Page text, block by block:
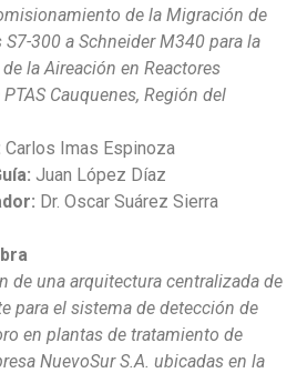
de la Migración de
S7-300 a Schneider M340 para la
la Aireación en Reactores
Cauquenes, Región del
Carlos Imas Espinoza
Juan López Díaz
Dr. Oscar Suárez Sierra
de una arquitectura centralizada de
para el sistema de detección de
en plantas de tratamiento de
NuevoSur S.A. ubicadas en la